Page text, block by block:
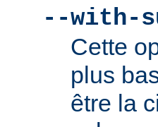
--with-
Cette
plus
être la